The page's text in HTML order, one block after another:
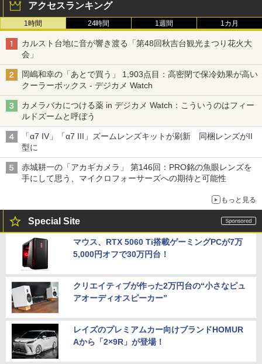
アクセスランキング
1時間 24時間 1週間 1カ月
カルスト台地に音が響き渡る「第48回秋吉台観光まつり花火大
会」
岡嶋和幸の「あとで買う」 1,903点目：高密閉で保冷効果が高い
クーラーボックス - デジカメ Watch
カメラバカにつける薬 in デジカメ Watch：こういうのはフィー
ルドズームと呼ぼう
「α7 IV」「α7 III」ズームレンズキットが刷新 同梱レンズがII
型に
赤城耕一の「アカギカメラ」 第146回：PRO銘の魚眼レンズを
手にして思う、マイクロフォーサーズへの期待と可能性
もっと見る
Special Site
マウス、RTX 5060 Ti搭載ゲーミングPCが7万
5,000円オフで30万円台！
クリエイティブが作った2万円台の“小さなピュ
アオーディオスピーカー”
レイズのプレミアムカー向けブランドHOMUR
Aから「2×9R」が登場！